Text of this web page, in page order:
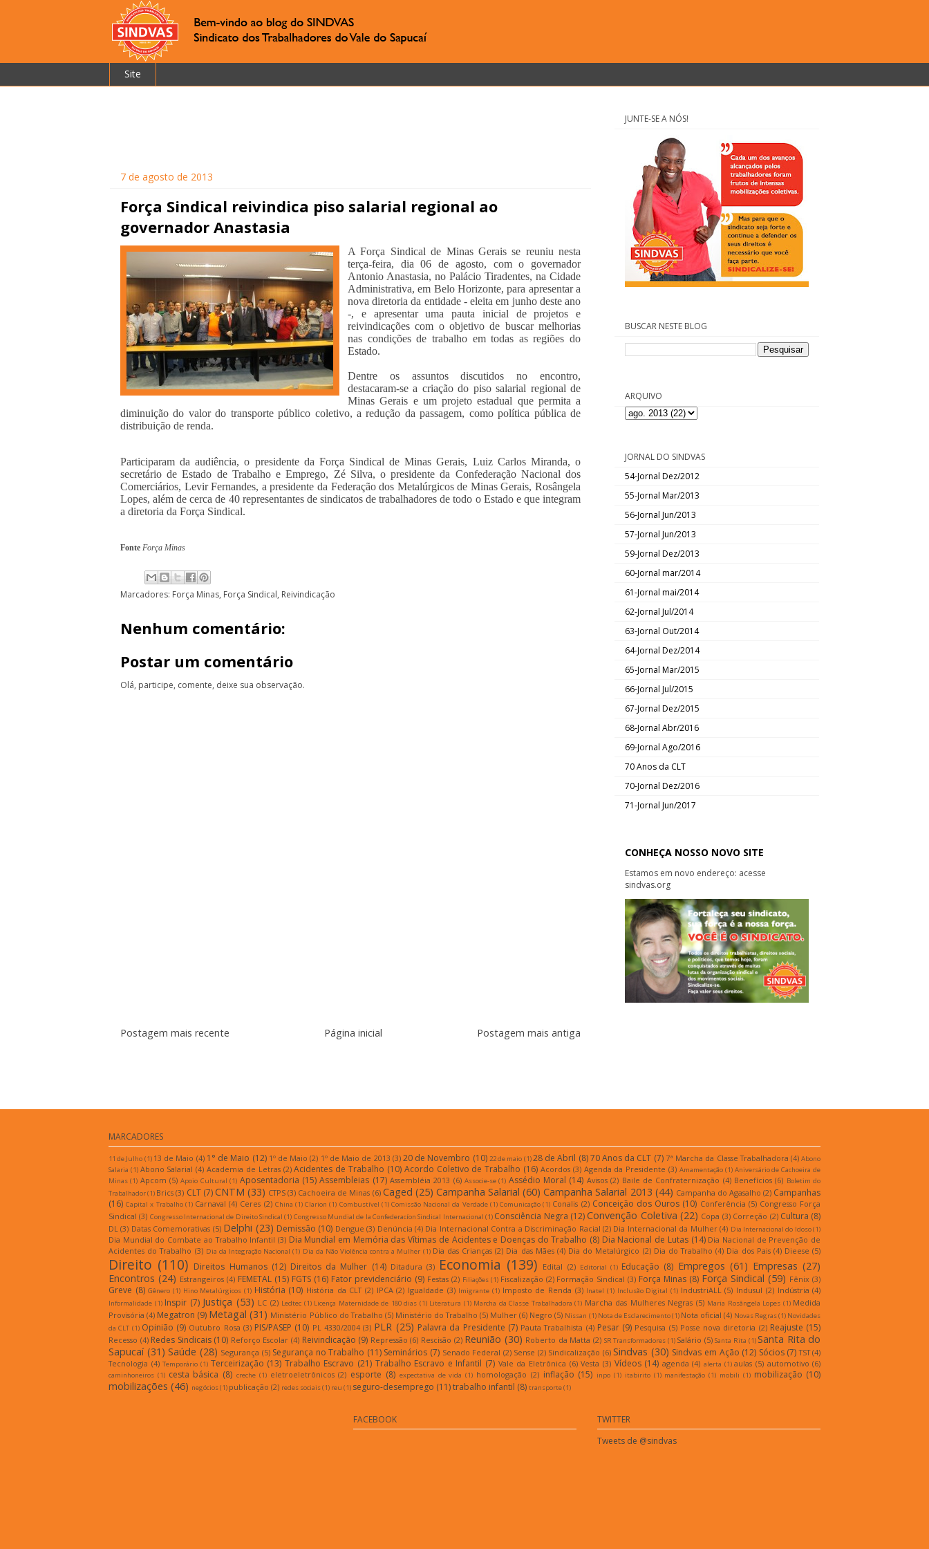
Site
7 de agosto de 2013
Força Sindical reivindica piso salarial regional ao
governador Anastasia
A Força Sindical de Minas Gerais se reuniu nesta
terça-feira, dia 06 de agosto, com o governador
Antonio Anastasia, no Palácio Tiradentes, na Cidade
Administrativa, em Belo Horizonte, para apresentar a
nova diretoria da entidade - eleita em junho deste ano
-, e apresentar uma pauta inicial de projetos e
reivindicações com o objetivo de buscar melhorias
nas condições de trabalho em todas as regiões do
Estado.
Dentre os assuntos discutidos no encontro,
destacaram-se a criação do piso salarial regional de
Minas Gerais e um projeto estadual que permita a
diminuição do valor do transporte público coletivo, a redução da passagem, como política pública de
distribuição de renda.
Participaram da audiência, o presidente da Força Sindical de Minas Gerais, Luiz Carlos Miranda, o
secretário de Estado de Trabalho e Emprego, Zé Silva, o presidente da Confederação Nacional dos
Comerciários, Levir Fernandes, a presidente da Federação dos Metalúrgicos de Minas Gerais, Rosângela
Lopes, além de cerca de 40 representantes de sindicatos de trabalhadores de todo o Estado e que integram
a diretoria da Força Sindical.
Fonte Força Minas
Marcadores: Força Minas, Força Sindical, Reivindicação
Nenhum comentário:
Postar um comentário
Olá, participe, comente, deixe sua observação.
Postagem mais recente Postagem mais antiga
Página inicial
JUNTE-SE A NÓS!
BUSCAR NESTE BLOG
ARQUIVO
JORNAL DO SINDVAS
54-Jornal Dez/2012
55-Jornal Mar/2013
56-Jornal Jun/2013
57-Jornal Jun/2013
59-Jornal Dez/2013
60-Jornal mar/2014
61-Jornal mai/2014
62-Jornal Jul/2014
63-Jornal Out/2014
64-Jornal Dez/2014
65-Jornal Mar/2015
66-Jornal Jul/2015
67-Jornal Dez/2015
68-Jornal Abr/2016
69-Jornal Ago/2016
70 Anos da CLT
70-Jornal Dez/2016
71-Jornal Jun/2017
CONHEÇA NOSSO NOVO SITE
Estamos em novo endereço: acesse
sindvas.org
MARCADORES
11 de Julho (1) 13 de Maio (4) 1° de Maio (12) 1º de Maio (2) 1º de Maio de 2013 (3) 20 de Novembro (10) 22 de maio (1)28 de Abril (8) 70 Anos da CLT (7) 7ª Marcha da Classe Trabalhadora (4) Abono
Salaria (1) Abono Salarial (4) Academia de Letras (2) Acidentes de Trabalho (10) Acordo Coletivo de Trabalho (16) Acordos (3) Agenda da Presidente (3) Amamentação (1) Aniversário de Cachoeira de
Minas (1) Apcom (5) Apoio Cultural (1) Aposentadoria (15) Assembleias (17) Assembléia 2013 (6) Associe-se (1) Assédio Moral (14) Avisos (2) Baile de Confraternização (4) Benefícios (6) Boletim do
Trabalhador(1) Brics (3) CLT (7)CNTM (33) CTPS (3) Cachoeira de Minas (6) Caged (25) Campanha Salarial (60) Campanha Salarial 2013 (44) Campanha do Agasalho (2) Campanhas
(16) Capital x Trabalho (1) Carnaval (4) Ceres (2) China (1) Clarion (1) Combustível (1) Comissão Nacional da Verdade (1) Comunicação (1) Conalis (2) Conceição dos Ouros (10) Conferência (5) Congresso Força
Sindical (3) Congresso Internacional de Direito Sindical (1) Congresso Mundial de la Confederacíon Sindical Internacional (1) Consciência Negra (12) Convenção Coletiva (22) Copa (3) Correção (2) Cultura (8)
DL (3) Datas Comemorativas (5) Delphi (23) Demissão (10) Dengue (3) Denúncia (4) Dia Internacional Contra a Discriminação Racial (2) Dia Internacional da Mulher (4) Dia Internacional do Idoso(1)
Dia Mundial do Combate ao Trabalho Infantil (3) Dia Mundial em Memória das Vítimas de Acidentes e Doenças do Trabalho (8) Dia Nacional de Lutas (14) Dia Nacional de Prevenção de
Acidentes do Trabalho (3) Dia da Integração Nacional (1) Dia da Não Violência contra a Mulher (1) Dia das Crianças (2) Dia das Mães (4) Dia do Metalúrgico (2) Dia do Trabalho (4) Dia dos Pais (4) Dieese (5)
Direito (110) Direitos Humanos (12) Direitos da Mulher (14) Ditadura (3) Economia (139) Edital (2) Editorial (1) Educação (8) Empregos (61) Empresas (27)
Encontros (24) Estrangeiros (4) FEMETAL (15) FGTS (16) Fator previdenciário (9) Festas (2) Filiações (1) Fiscalização (2) Formação Sindical (3) Força Minas (8) Força Sindical (59) Fênix (3)
Greve (8) Gênero (1) Hino Metalúrgicos (1) História (10) História da CLT (2) IPCA (2) Igualdade (3) Imigrante (1) Imposto de Renda (3) Inatel (1) Inclusão Digital (1) IndustriALL (5) Indusul (2) Indústria (4)
Informalidade (1) Inspir (7) Justiça (53) LC (2) Ledtec (1) Licença Maternidade de 180 dias (1) Literatura (1) Marcha da Classe Trabalhadora (1) Marcha das Mulheres Negras (5) Maria Rosângela Lopes (1) Medida
Provisória (4) Megatron (9) Metagal (31) Ministério Público do Trabalho (5) Ministério do Trabalho (5) Mulher (6) Negro (5) Nissan (1) Nota de Esclarecimento(1) Nota oficial (4) Novas Regras(1) Novidades
da CLT (1) Opinião (9) Outubro Rosa (3) PIS/PASEP (10) PL 4330/2004 (3) PLR (25) Palavra da Presidente (7) Pauta Trabalhista (4) Pesar (9) Pesquisa (5) Posse nova diretoria (2) Reajuste (15)
Recesso (4) Redes Sindicais (10) Reforço Escolar (4) Reivindicação (9) Repressão (6) Rescisão (2) Reunião (30) Roberto da Matta (2) SR Transformadores (1) Salário (5) Santa Rita (1)Santa Rita do
Sapucaí (31) Saúde (28) Segurança (5) Segurança no Trabalho (11) Seminários (7) Senado Federal (2) Sense (2) Sindicalização (6) Sindvas (30) Sindvas em Ação (12) Sócios (7) TST (4)
Tecnologia (4) Temporário (1) Terceirização (13) Trabalho Escravo (21) Trabalho Escravo e Infantil (7) Vale da Eletrônica (6) Vesta (3) Vídeos (14) agenda (4) alerta (1) aulas (5) automotivo (6)
caminhoneiros (1) cesta básica (8) creche (1) eletroeletrônicos (2) esporte (8) expectativa de vida (1) homologação (2) inflação (15) inpo (1) itabirito (1) manifestação (1) mobili (1) mobilização (10)
mobilizações (46) negócios(1) publicação (2) redes sociais(1) reu (1) seguro-desemprego (11)trabalho infantil (8) transporte(1)
FACEBOOK
TWITTER
Tweets de @sindvas